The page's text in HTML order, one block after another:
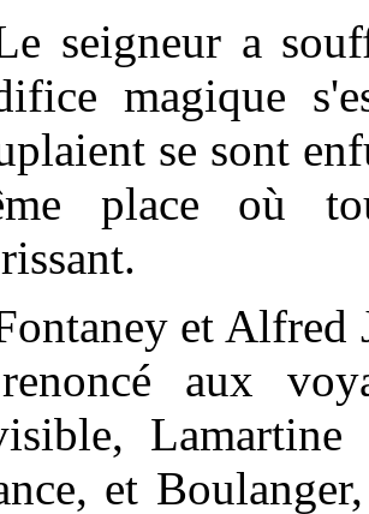
seigneur a
magique
se sont
place où
et Alfred
aux
et